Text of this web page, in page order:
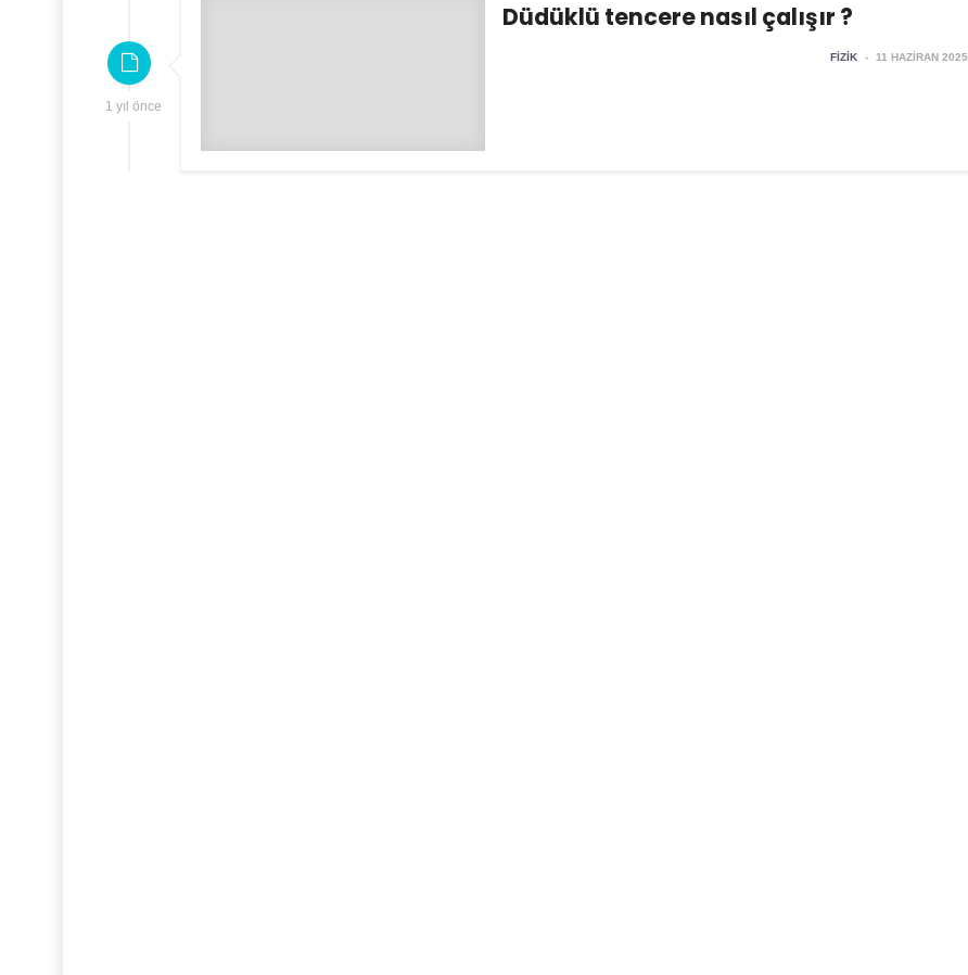
1 yıl önce
Düdüklü tencere nasıl çalışır ?
FIZIK - 11 HAZIRAN 2025